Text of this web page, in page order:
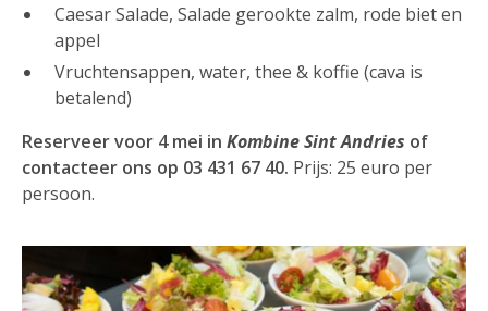
Caesar Salade, Salade gerookte zalm, rode biet en
appel
Vruchtensappen, water, thee & koffie (cava is
betalend)
Reserveer voor 4 mei in Kombine Sint Andries of
contacteer ons op 03 431 67 40. Prijs: 25 euro per
persoon.